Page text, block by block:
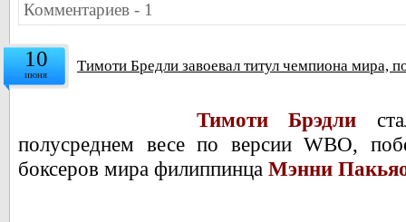
Комментариев - 1
10
июня Тимоти Бредли завоевал титул чемпиона мира,
Тимоти Брэдли
полусреднем весе по версии WBO,
боксеров мира филиппинца Мэнни